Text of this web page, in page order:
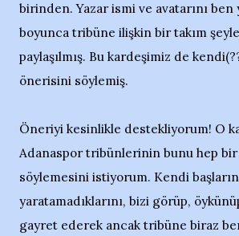
birinden. Yazar ismi ve avatarını ben
boyunca tribüne ilişkin bir takım
paylaşılmış. Bu kardeşimiz de
önerisini söylemiş.
Öneriyi kesinlikle destekliyorum! O
Adanaspor tribünlerinin bunu hep bir
söylemesini istiyorum. Kendi
yaratamadıklarını, bizi görüp,
gayret ederek ancak tribüne biraz